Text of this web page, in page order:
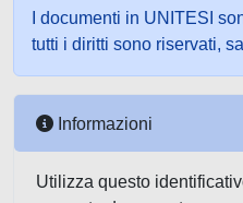
I documenti in UNITESI
tutti i diritti sono riservati,
Informazioni
Utilizza questo